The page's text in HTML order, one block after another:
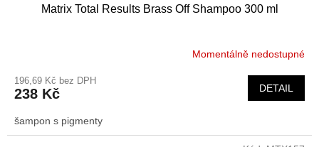
Matrix Total Results Brass Off Shampoo 300 ml
Momentálně nedostupné
196,69 Kč bez DPH
238 Kč DETAIL
šampon s pigmenty